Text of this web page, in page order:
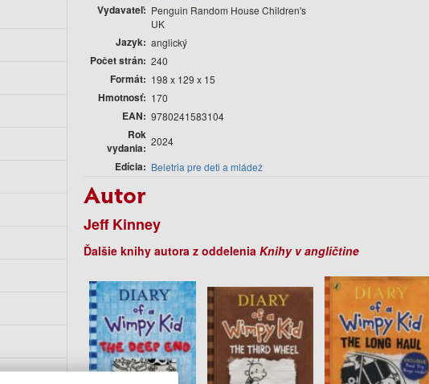
Vydavateľ
Penguin Random House Children's
UK
Jazyk anglický
Počet strán 240
Formát 198 x 129 x 15
Hmotnosť 170
EAN 9780241583104
Rok
vydania 2024
Edícia Beletria pre deti a mládež
Autor
Jeff Kinney
Ďalšie knihy autora z oddelenia Knihy v angličtine